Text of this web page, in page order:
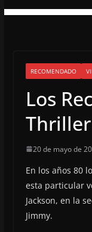
RECOMENDADO
Los
Thriller
20 de mayo de
En los años 80
esta particular
Jackson, en la
Jimmy.